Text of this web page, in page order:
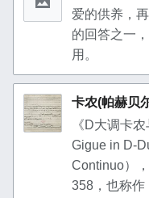
爱的供养，
的回答之一
用。
卡农(帕赫贝
《D大调卡
Gigue in D-
Continuo）
358，也称作